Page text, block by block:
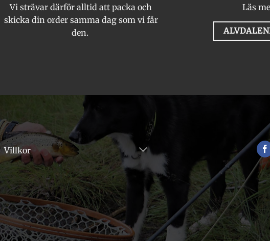
Vi strävar därför alltid att packa och
skicka din order samma dag som vi får
den.
Läs
Villkor